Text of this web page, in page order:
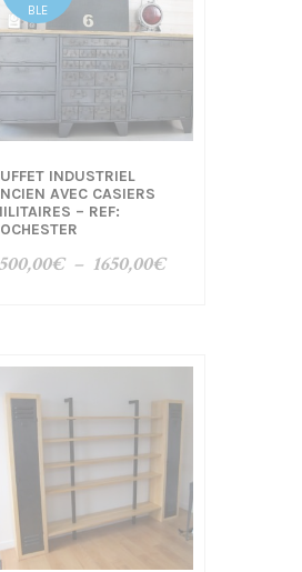
BLE
INDUSTRIEL
AVEC CASIERS
– REF:
€ – 1650,00€Plage
à
1650,00€